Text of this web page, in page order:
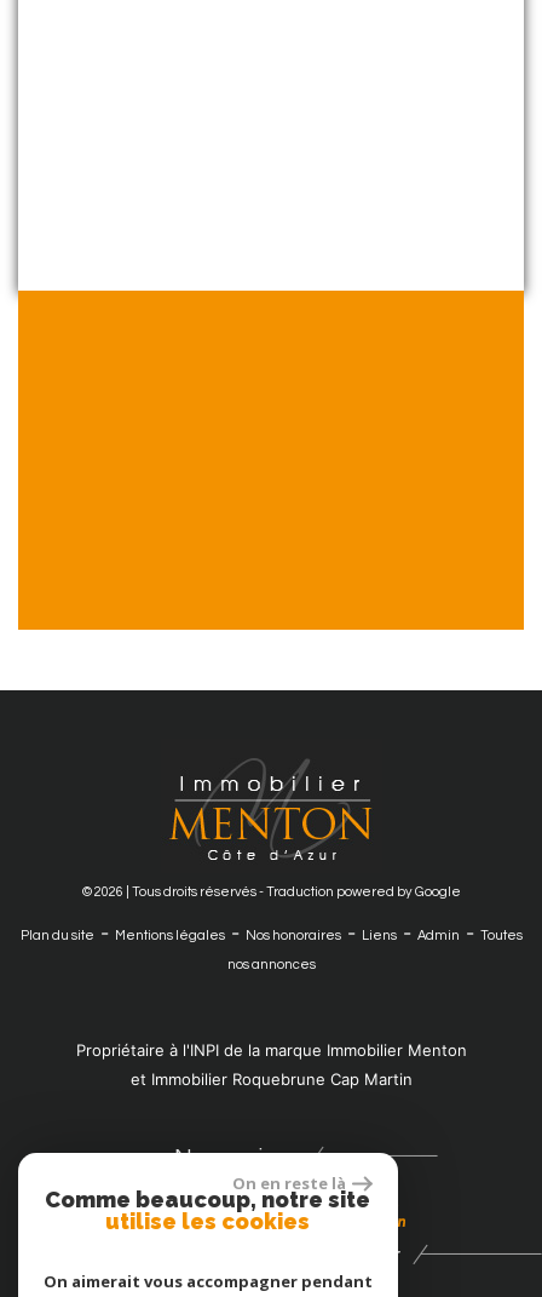
© 2026 | Tous droits réservés - Traduction powered by Google
Plan du site - Mentions légales- Nos honoraires- Liens- Admin - Toutes
nos annonces
Propriétaire à l'INPI de la marque Immobilier Menton
et Immobilier Roquebrune Cap Martin
Nous suivre
Se connecter
On en reste là
Comme beaucoup, notre site
utilise les cookies
On aimerait vous accompagner pendant